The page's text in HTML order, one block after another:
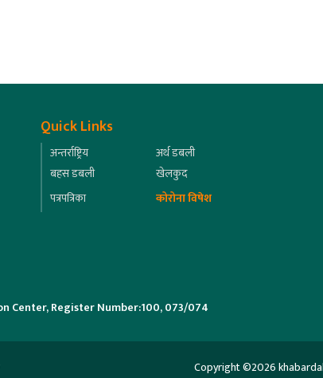
Quick Links
अन्तर्राष्ट्रिय
अर्थ डबली
बहस डबली
खेलकुद
पत्रपत्रिका
कोरोना विषेश
Center, Register Number:100, 073/074
Copyright ©2026